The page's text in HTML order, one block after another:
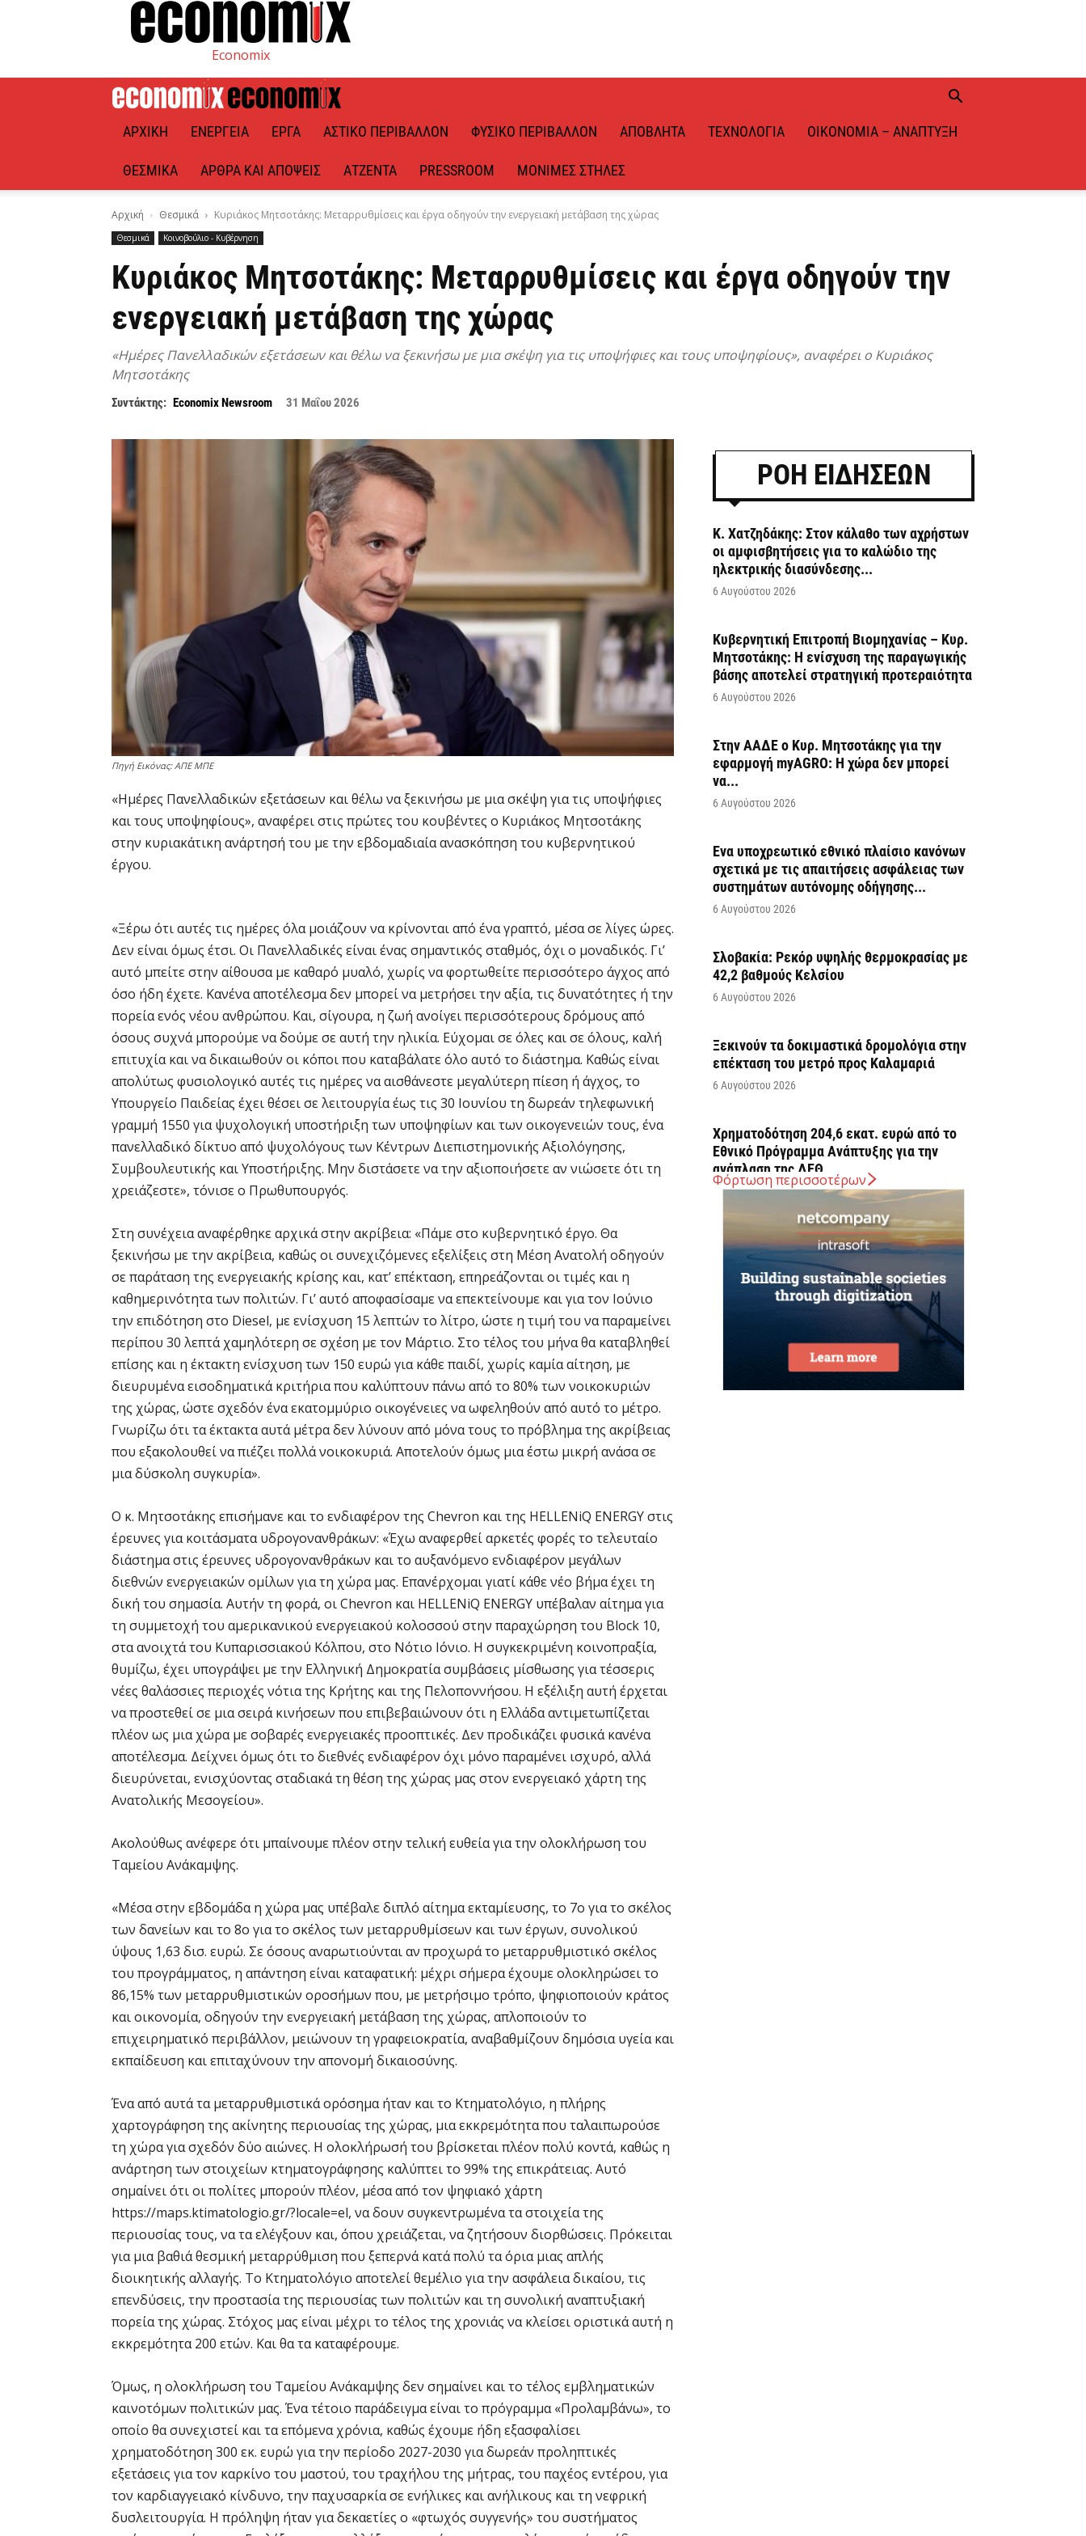
Economix
ΑΡΧΙΚΉ ΕΝΈΡΓΕΙΑ ΈΡΓΑ ΑΣΤΙΚΌ ΠΕΡΙΒΆΛΛΟΝ ΦΥΣΙΚΌ ΠΕΡΙΒΆΛΛΟΝ ΑΠΌΒΛΗΤΑ ΤΕΧΝΟΛΟΓΊΑ ΟΙΚΟΝΟΜΊΑ – ΑΝΆΠΤΥΞΗ
ΘΕΣΜΙΚΆ ΆΡΘΡΑ ΚΑΙ ΑΠΌΨΕΙΣ ΑΤΖΈΝΤΑ PRESSROOM ΜΌΝΙΜΕΣ ΣΤΉΛΕΣ
Αρχική Θεσμικά Κυριάκος Μητσοτάκης: Μεταρρυθμίσεις και έργα οδηγούν την ενεργειακή μετάβαση της χώρας
Θεσμικά Κοινοβούλιο - Κυβέρνηση
Κυριάκος Μητσοτάκης: Μεταρρυθμίσεις και έργα οδηγούν την
ενεργειακή μετάβαση της χώρας
«Ημέρες Πανελλαδικών εξετάσεων και θέλω να ξεκινήσω με μια σκέψη για τις υποψήφιες και τους υποψηφίους», αναφέρει ο Κυριάκος
Μητσοτάκης
Συντάκτης: Economix Newsroom 31 Μαΐου 2026
Πηγή Εικόνας: ΑΠΕ ΜΠΕ
«Ημέρες Πανελλαδικών εξετάσεων και θέλω να ξεκινήσω με μια σκέψη για τις υποψήφιες
και τους υποψηφίους», αναφέρει στις πρώτες του κουβέντες ο Κυριάκος Μητσοτάκης
στην κυριακάτικη ανάρτησή του με την εβδομαδιαία ανασκόπηση του κυβερνητικού
έργου.
«Ξέρω ότι αυτές τις ημέρες όλα μοιάζουν να κρίνονται από ένα γραπτό, μέσα σε λίγες ώρες.
Δεν είναι όμως έτσι. Οι Πανελλαδικές είναι ένας σημαντικός σταθμός, όχι ο μοναδικός. Γι’
αυτό μπείτε στην αίθουσα με καθαρό μυαλό, χωρίς να φορτωθείτε περισσότερο άγχος από
όσο ήδη έχετε. Κανένα αποτέλεσμα δεν μπορεί να μετρήσει την αξία, τις δυνατότητες ή την
πορεία ενός νέου ανθρώπου. Και, σίγουρα, η ζωή ανοίγει περισσότερους δρόμους από
όσους συχνά μπορούμε να δούμε σε αυτή την ηλικία. Εύχομαι σε όλες και σε όλους, καλή
επιτυχία και να δικαιωθούν οι κόποι που καταβάλατε όλο αυτό το διάστημα. Καθώς είναι
απολύτως φυσιολογικό αυτές τις ημέρες να αισθάνεστε μεγαλύτερη πίεση ή άγχος, το
Υπουργείο Παιδείας έχει θέσει σε λειτουργία έως τις 30 Ιουνίου τη δωρεάν τηλεφωνική
γραμμή 1550 για ψυχολογική υποστήριξη των υποψηφίων και των οικογενειών τους, ένα
πανελλαδικό δίκτυο από ψυχολόγους των Κέντρων Διεπιστημονικής Αξιολόγησης,
Συμβουλευτικής και Υποστήριξης. Μην διστάσετε να την αξιοποιήσετε αν νιώσετε ότι τη
χρειάζεστε», τόνισε ο Πρωθυπουργός.
Στη συνέχεια αναφέρθηκε αρχικά στην ακρίβεια: «Πάμε στο κυβερνητικό έργο. Θα
ξεκινήσω με την ακρίβεια, καθώς οι συνεχιζόμενες εξελίξεις στη Μέση Ανατολή οδηγούν
σε παράταση της ενεργειακής κρίσης και, κατ’ επέκταση, επηρεάζονται οι τιμές και η
καθημερινότητα των πολιτών. Γι’ αυτό αποφασίσαμε να επεκτείνουμε και για τον Ιούνιο
την επιδότηση στο Diesel, με ενίσχυση 15 λεπτών το λίτρο, ώστε η τιμή του να παραμείνει
περίπου 30 λεπτά χαμηλότερη σε σχέση με τον Μάρτιο. Στο τέλος του μήνα θα καταβληθεί
επίσης και η έκτακτη ενίσχυση των 150 ευρώ για κάθε παιδί, χωρίς καμία αίτηση, με
διευρυμένα εισοδηματικά κριτήρια που καλύπτουν πάνω από το 80% των νοικοκυριών
της χώρας, ώστε σχεδόν ένα εκατομμύριο οικογένειες να ωφεληθούν από αυτό το μέτρο.
Γνωρίζω ότι τα έκτακτα αυτά μέτρα δεν λύνουν από μόνα τους το πρόβλημα της ακρίβειας
που εξακολουθεί να πιέζει πολλά νοικοκυριά. Αποτελούν όμως μια έστω μικρή ανάσα σε
μια δύσκολη συγκυρία».
Ο κ. Μητσοτάκης επισήμανε και το ενδιαφέρον της Chevron και της HELLENiQ ENERGY στις
έρευνες για κοιτάσματα υδρογονανθράκων: «Έχω αναφερθεί αρκετές φορές το τελευταίο
διάστημα στις έρευνες υδρογονανθράκων και το αυξανόμενο ενδιαφέρον μεγάλων
διεθνών ενεργειακών ομίλων για τη χώρα μας. Επανέρχομαι γιατί κάθε νέο βήμα έχει τη
δική του σημασία. Αυτήν τη φορά, οι Chevron και HELLENiQ ENERGY υπέβαλαν αίτημα για
τη συμμετοχή του αμερικανικού ενεργειακού κολοσσού στην παραχώρηση του Block 10,
στα ανοιχτά του Κυπαρισσιακού Κόλπου, στο Νότιο Ιόνιο. Η συγκεκριμένη κοινοπραξία,
θυμίζω, έχει υπογράψει με την Ελληνική Δημοκρατία συμβάσεις μίσθωσης για τέσσερις
νέες θαλάσσιες περιοχές νότια της Κρήτης και της Πελοποννήσου. Η εξέλιξη αυτή έρχεται
να προστεθεί σε μια σειρά κινήσεων που επιβεβαιώνουν ότι η Ελλάδα αντιμετωπίζεται
πλέον ως μια χώρα με σοβαρές ενεργειακές προοπτικές. Δεν προδικάζει φυσικά κανένα
αποτέλεσμα. Δείχνει όμως ότι το διεθνές ενδιαφέρον όχι μόνο παραμένει ισχυρό, αλλά
διευρύνεται, ενισχύοντας σταδιακά τη θέση της χώρας μας στον ενεργειακό χάρτη της
Ανατολικής Μεσογείου».
Ακολούθως ανέφερε ότι μπαίνουμε πλέον στην τελική ευθεία για την ολοκλήρωση του
Ταμείου Ανάκαμψης.
«Μέσα στην εβδομάδα η χώρα μας υπέβαλε διπλό αίτημα εκταμίευσης, το 7ο για το σκέλος
των δανείων και το 8ο για το σκέλος των μεταρρυθμίσεων και των έργων, συνολικού
ύψους 1,63 δισ. ευρώ. Σε όσους αναρωτιούνται αν προχωρά το μεταρρυθμιστικό σκέλος
του προγράμματος, η απάντηση είναι καταφατική: μέχρι σήμερα έχουμε ολοκληρώσει το
86,15% των μεταρρυθμιστικών οροσήμων που, με μετρήσιμο τρόπο, ψηφιοποιούν κράτος
και οικονομία, οδηγούν την ενεργειακή μετάβαση της χώρας, απλοποιούν το
επιχειρηματικό περιβάλλον, μειώνουν τη γραφειοκρατία, αναβαθμίζουν δημόσια υγεία και
εκπαίδευση και επιταχύνουν την απονομή δικαιοσύνης.
Ένα από αυτά τα μεταρρυθμιστικά ορόσημα ήταν και το Κτηματολόγιο, η πλήρης
χαρτογράφηση της ακίνητης περιουσίας της χώρας, μια εκκρεμότητα που ταλαιπωρούσε
τη χώρα για σχεδόν δύο αιώνες. Η ολοκλήρωσή του βρίσκεται πλέον πολύ κοντά, καθώς η
ανάρτηση των στοιχείων κτηματογράφησης καλύπτει το 99% της επικράτειας. Αυτό
σημαίνει ότι οι πολίτες μπορούν πλέον, μέσα από τον ψηφιακό χάρτη
https://maps.ktimatologio.gr/?locale=el, να δουν συγκεντρωμένα τα στοιχεία της
περιουσίας τους, να τα ελέγξουν και, όπου χρειάζεται, να ζητήσουν διορθώσεις. Πρόκειται
για μια βαθιά θεσμική μεταρρύθμιση που ξεπερνά κατά πολύ τα όρια μιας απλής
διοικητικής αλλαγής. Το Κτηματολόγιο αποτελεί θεμέλιο για την ασφάλεια δικαίου, τις
επενδύσεις, την προστασία της περιουσίας των πολιτών και τη συνολική αναπτυξιακή
πορεία της χώρας. Στόχος μας είναι μέχρι το τέλος της χρονιάς να κλείσει οριστικά αυτή η
εκκρεμότητα 200 ετών. Και θα τα καταφέρουμε.
Όμως, η ολοκλήρωση του Ταμείου Ανάκαμψης δεν σημαίνει και το τέλος εμβληματικών
καινοτόμων πολιτικών μας. Ένα τέτοιο παράδειγμα είναι το πρόγραμμα «Προλαμβάνω», το
οποίο θα συνεχιστεί και τα επόμενα χρόνια, καθώς έχουμε ήδη εξασφαλίσει
χρηματοδότηση 300 εκ. ευρώ για την περίοδο 2027-2030 για δωρεάν προληπτικές
εξετάσεις για τον καρκίνο του μαστού, του τραχήλου της μήτρας, του παχέος εντέρου, για
τον καρδιαγγειακό κίνδυνο, την παχυσαρκία σε ενήλικες και ανήλικους και τη νεφρική
δυσλειτουργία. Η πρόληψη ήταν για δεκαετίες ο «φτωχός συγγενής» του συστήματος
ΡΟΗ ΕΙΔΗΣΕΩΝ
Κ. Χατζηδάκης: Στον κάλαθο των αχρήστων
οι αμφισβητήσεις για το καλώδιο της
ηλεκτρικής διασύνδεσης...
6 Αυγούστου 2026
Κυβερνητική Επιτροπή Βιομηχανίας – Κυρ.
Μητσοτάκης: Η ενίσχυση της παραγωγικής
βάσης αποτελεί στρατηγική προτεραιότητα
6 Αυγούστου 2026
Στην ΑΑΔΕ ο Κυρ. Μητσοτάκης για την
εφαρμογή myAGRO: Η χώρα δεν μπορεί
να...
6 Αυγούστου 2026
Ένα υποχρεωτικό εθνικό πλαίσιο κανόνων
σχετικά με τις απαιτήσεις ασφάλειας των
συστημάτων αυτόνομης οδήγησης...
6 Αυγούστου 2026
Σλοβακία: Ρεκόρ υψηλής θερμοκρασίας με
42,2 βαθμούς Κελσίου
6 Αυγούστου 2026
Ξεκινούν τα δοκιμαστικά δρομολόγια στην
επέκταση του μετρό προς Καλαμαριά
6 Αυγούστου 2026
Χρηματοδότηση 204,6 εκατ. ευρώ από το
Εθνικό Πρόγραμμα Ανάπτυξης για την
ανάπλαση της ΔΕΘ
6 Αυγούστου 2026
ΟΠΕΚΑ: Αύριο η δεύτερη πληρωμή των
δικαιούχων του Λογαριασμού Αγροτικής
Εστίας
6 Αυγούστου 2026
CrediaBank: Στα 53,6 εκατ. ευρώ τα
επαναλαμβανόμενα λειτουργικά κέρδη
Φόρτωση περισσοτέρων